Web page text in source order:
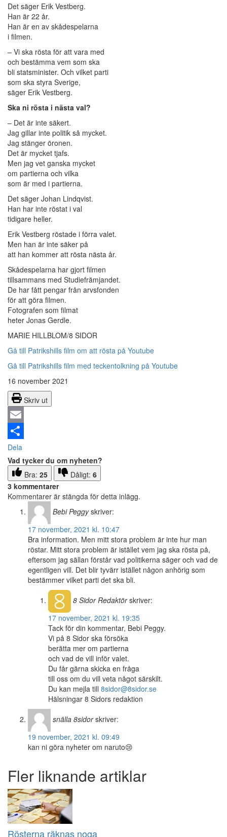
Det säger Erik Vestberg.
Han är 22 år.
Han är en av skådespelarna
i filmen.
– Vi ska rösta för att vara med
och bestämma vem som ska
bli statsminister. Och vilket parti
som ska styra Sverige,
säger Erik Vestberg.
Ska ni rösta i nästa val?
– Det är inte säkert.
Jag gillar inte politik så mycket.
Jag stänger öronen.
Det är mycket tjafs.
Men jag vet ganska mycket
om partierna och vilka
som är med i partierna.
Det säger Johan Lindqvist.
Han har inte röstat i val
tidigare heller.
Erik Vestberg röstade i förra valet.
Men han är inte säker på
att han kommer att rösta nästa år.
Skådespelarna har gjort filmen
tillsammans med Studiefrämjandet.
De har fått pengar från arvsfonden
för att göra filmen.
Fotografen som filmat
heter Jonas Gerdle.
MARIE HILLBLOM/8 SIDOR
Gå till Patrikshills film om att rösta på Youtube
Gå till Patrikshills film med teckentolkning på Youtube
16 november 2021
Skriv ut
Email
Dela
Vad tycker du om nyheten?
Bra: 25 Dåligt: 6
3 kommentarer
Kommentarer är stängda för detta inlägg.
Bebi Peggy skriver:
17 november, 2021 kl. 10:47
Bra information. Men mitt stora problem är inte hur man
röstar. Mitt stora problem är istället vem jag ska rösta på,
eftersom jag sällan förstår vad politikerna säger och vad de
egentligen vill. Det blir tyvärr istället någon anhörig som
bestämmer vilket parti det ska bli.
8 Sidor Redaktör skriver:
17 november, 2021 kl. 19:35
Tack för din kommentar, Bebi Peggy.
Vi på 8 Sidor ska försöka
berätta mer om partierna
och vad de vill inför valet.
Du får gärna skicka en fråga
till oss om du vill veta något särskilt.
Du kan mejla till 8sidor@8sidor.se
Hälsningar 8 Sidors redaktion
snälla 8sidor skriver:
19 november, 2021 kl. 09:49
kan ni göra nyheter om naruto😢
Fler liknande artiklar
Rösterna räknas noga